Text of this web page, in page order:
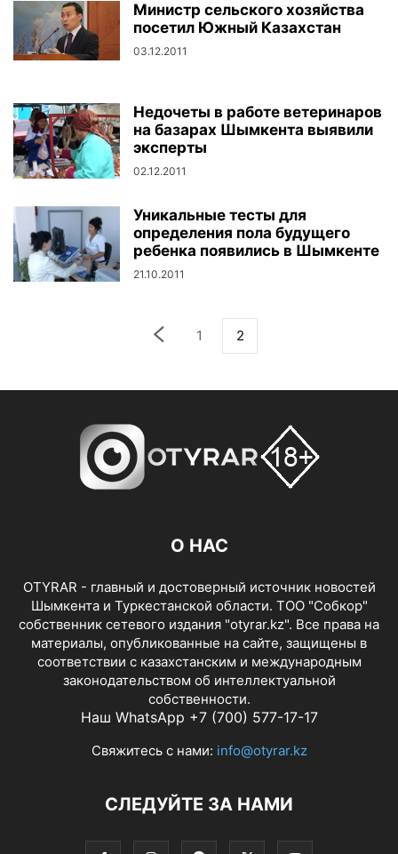
Министр сельского хозяйства
посетил Южный Казахстан
03.12.2011
Недочеты в работе ветеринаров
на базарах Шымкента выявили
эксперты
02.12.2011
Уникальные тесты для
определения пола будущего
ребенка появились в Шымкенте
21.10.2011
1 2
О НАС
OTYRAR - главный и достоверный источник новостей
Шымкента и Туркестанской области. ТОО "Собкор"
собственник сетевого издания "otyrar.kz". Все права на
материалы, опубликованные на сайте, защищены в
соответствии с казахстанским и международным
законодательством об интеллектуальной
собственности.
Наш WhatsApp +7 (700) 577-17-17
Свяжитесь с нами: info@otyrar.kz
СЛЕДУЙТЕ ЗА НАМИ